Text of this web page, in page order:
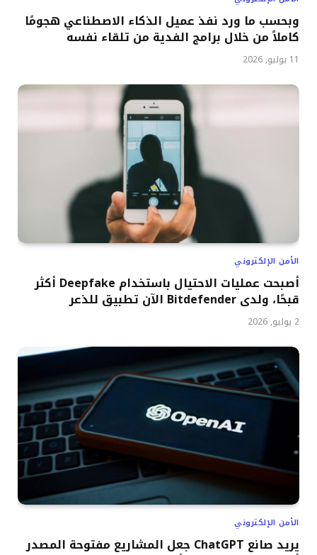
وبحسب ما ورد نفذ عميل الذكاء الاصطناعي هجومًا
كاملاً من خلال برامج الفدية من تلقاء نفسه
11 يوليو, 2026
الأمن الإلكتروني
أصبحت عمليات الاحتيال باستخدام Deepfake أكثر
قبحًا، ولدى Bitdefender الآن تطبيق للذعر
2 يوليو, 2026
الأمن الإلكتروني
يريد صانع ChatGPT جعل المشاريع مفتوحة المصدر